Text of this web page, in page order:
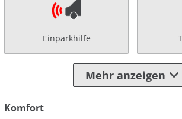
Einparkhilfe
Mehr anzeigen
Komfort